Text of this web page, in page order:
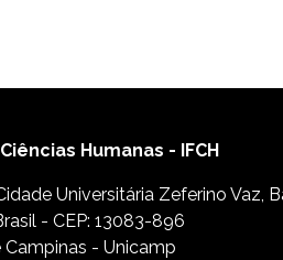
Humanas - IFCH
Universitária Zeferino Vaz,
- CEP: 13083-896
- Unicamp